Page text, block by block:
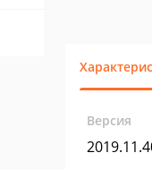
Версия